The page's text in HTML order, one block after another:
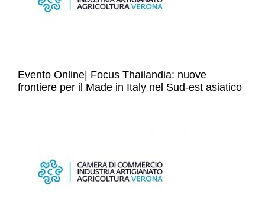
Evento Online| Focus Thailandia: nuove
frontiere per il Made in Italy nel Sud-est asiatico